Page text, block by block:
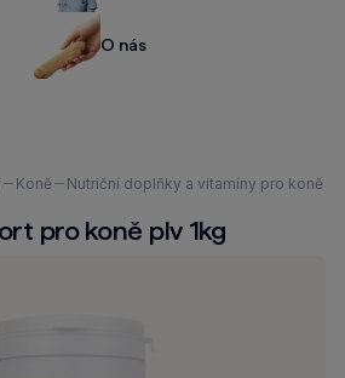
O nás
Koně Nutriční doplňky a vitamíny pro koně
pro koně plv 1kg